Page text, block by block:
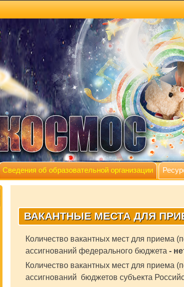
Сведения об образовательной организации
ВАКАНТНЫЕ МЕСТА ДЛЯ
Количество вакантных мест для приема
ассигнований федерального бюджета -
Количество вакантных мест для приема
ассигнований бюджетов субъекта